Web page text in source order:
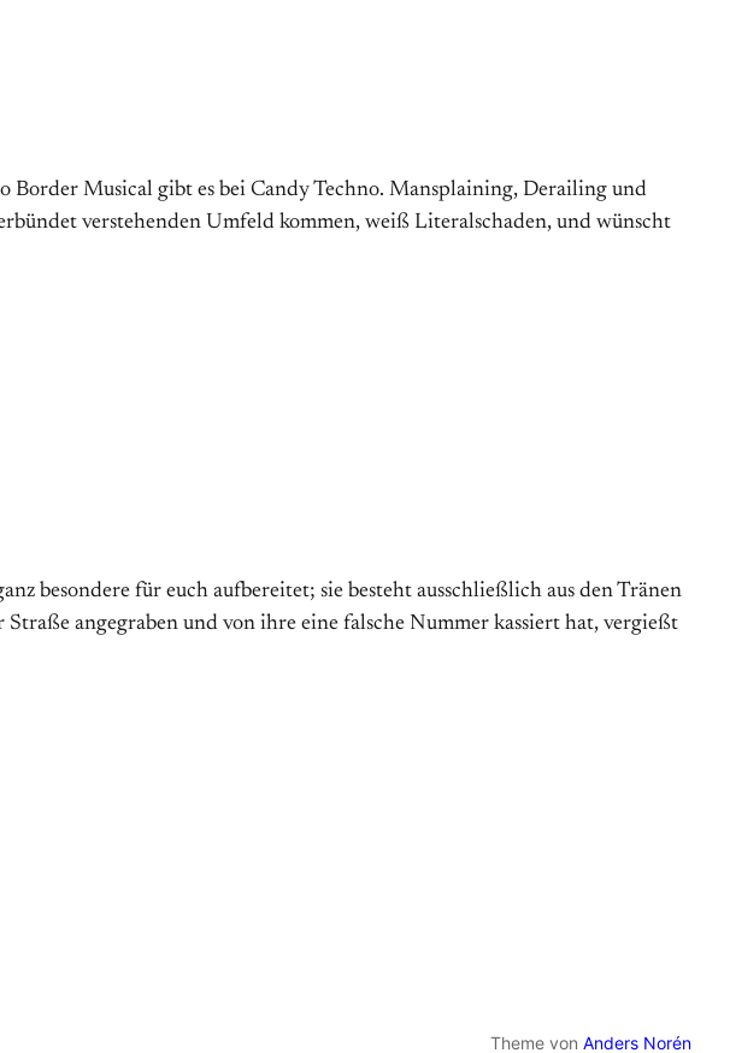
Border Musical gibt es bei Candy Techno. Mansplaining, Derailing und
verstehenden Umfeld kommen, weiß Literalschaden, und wünscht
besondere für euch aufbereitet; sie besteht ausschließlich aus den Tränen
angegraben und von ihre eine falsche Nummer kassiert hat, vergießt
Theme von Anders Norén